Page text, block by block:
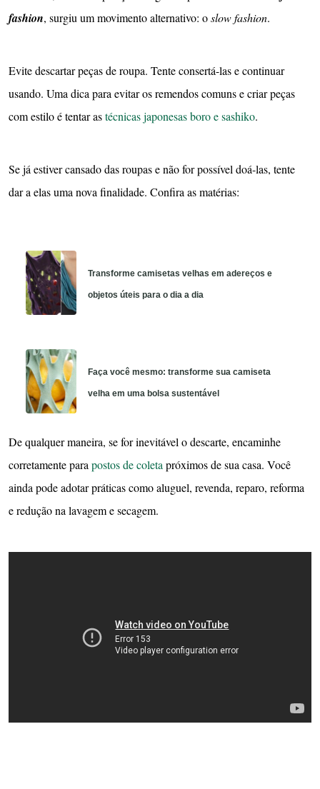
fashion, surgiu um movimento alternativo: oslow fashion.
Evite descartar peças de roupa. Tente consertá-las e continuar
usando. Uma dica para evitar os remendos comuns e criar peças
com estilo é tentar astécnicas japonesas boro e sashiko.
Se já estiver cansado das roupas e não for possível doá-las, tente
dar a elas uma nova finalidade. Confira as matérias:
Transforme camisetas velhas em adereços e
objetos úteis para o dia a dia
Faça você mesmo: transforme sua camiseta
velha em uma bolsa sustentável
De qualquer maneira, se for inevitável o descarte, encaminhe
corretamente para postos de coleta próximos de sua casa. Você
ainda pode adotar práticas como aluguel, revenda, reparo, reforma
e redução na lavagem e secagem.